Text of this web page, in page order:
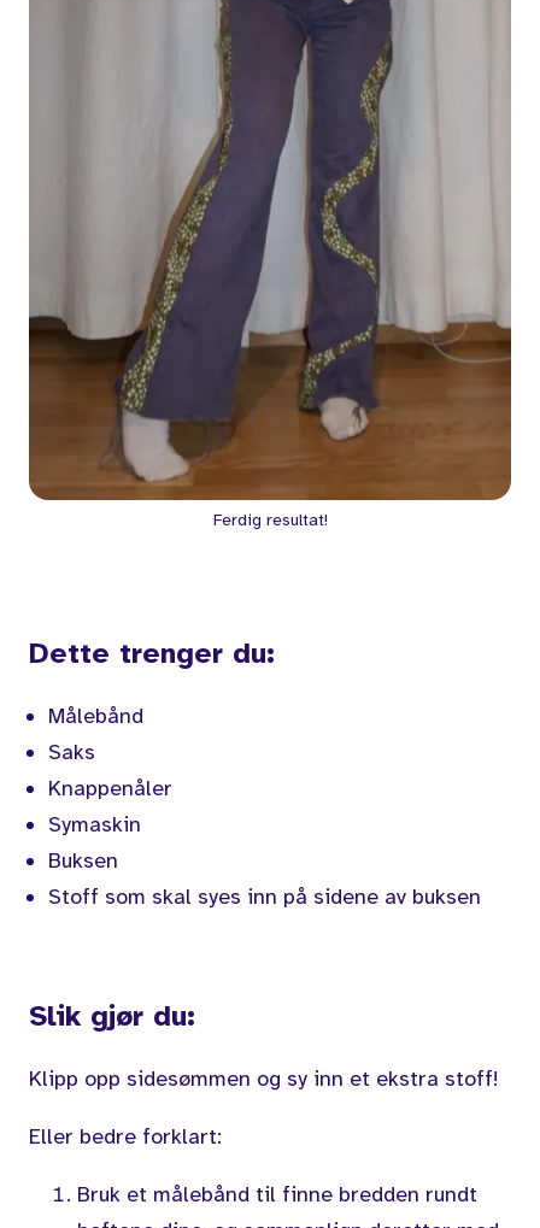
Ferdig resultat!
Dette trenger du:
Målebånd
Saks
Knappenåler
Symaskin
Buksen
Stoff som skal syes inn på sidene av buksen
Slik gjør du:
Klipp opp sidesømmen og sy inn et ekstra stoff!
Eller bedre forklart:
Bruk et målebånd til finne bredden rundt